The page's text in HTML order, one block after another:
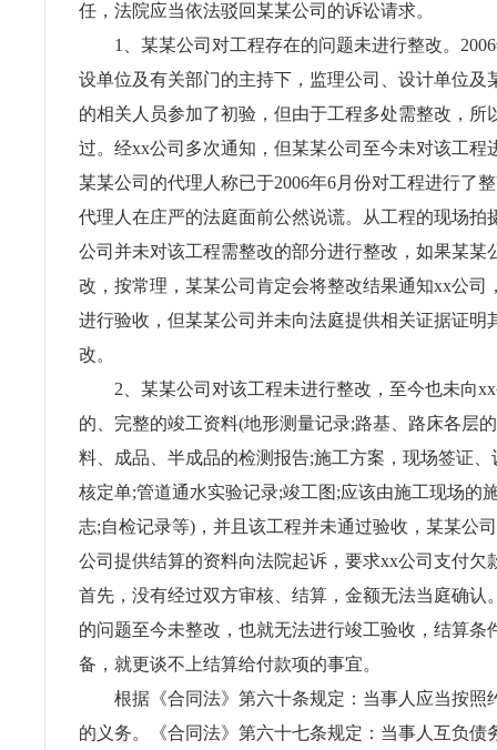
任，法院应当依法驳回某某公司的诉讼请求。
1、某某公司对工程存在的问题未进行整改。2006
设单位及有关部门的主持下，监理公司、设计单位及
的相关人员参加了初验，但由于工程多处需整改，所
过。经xx公司多次通知，但某某公司至今未对该工程
某某公司的代理人称已于2006年6月份对工程进行了
代理人在庄严的法庭面前公然说谎。从工程的现场拍
公司并未对该工程需整改的部分进行整改，如果某某
改，按常理，某某公司肯定会将整改结果通知xx公司
进行验收，但某某公司并未向法庭提供相关证据证明
改。
2、某某公司对该工程未进行整改，至今也未向xx
的、完整的竣工资料(地形测量记录;路基、路床各层
料、成品、半成品的检测报告;施工方案，现场签证
核定单;管道通水实验记录;竣工图;应该由施工现场的
志;自检记录等)，并且该工程并未通过验收，某某公
公司提供结算的资料向法院起诉，要求xx公司支付欠
首先，没有经过双方审核、结算，金额无法当庭确认
的问题至今未整改，也就无法进行竣工验收，结算条
备，就更谈不上结算给付款项的事宜。
根据《合同法》第六十条规定：当事人应当按照
的义务。《合同法》第六十七条规定：当事人互负债